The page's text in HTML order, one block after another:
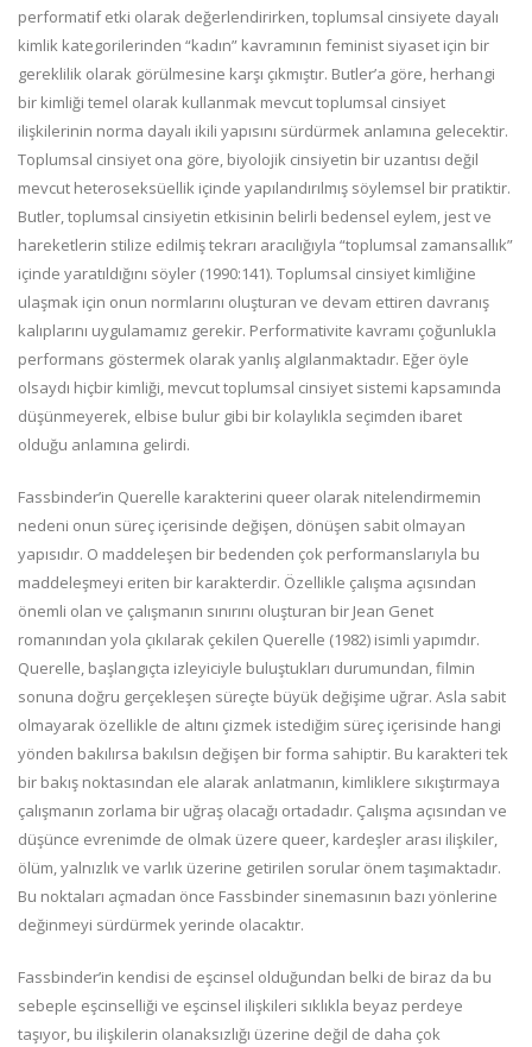
performatif etki olarak değerlendirirken, toplumsal cinsiyete dayalı
kimlik kategorilerinden “kadın” kavramının feminist siyaset için bir
gereklilik olarak görülmesine karşı çıkmıştır. Butler’a göre, herhangi
bir kimliği temel olarak kullanmak mevcut toplumsal cinsiyet
ilişkilerinin norma dayalı ikili yapısını sürdürmek anlamına gelecektir.
Toplumsal cinsiyet ona göre, biyolojik cinsiyetin bir uzantısı değil
mevcut heteroseksüellik içinde yapılandırılmış söylemsel bir pratiktir.
Butler, toplumsal cinsiyetin etkisinin belirli bedensel eylem, jest ve
hareketlerin stilize edilmiş tekrarı aracılığıyla “toplumsal zamansallık”
içinde yaratıldığını söyler (1990:141). Toplumsal cinsiyet kimliğine
ulaşmak için onun normlarını oluşturan ve devam ettiren davranış
kalıplarını uygulamamız gerekir. Performativite kavramı çoğunlukla
performans göstermek olarak yanlış algılanmaktadır. Eğer öyle
olsaydı hiçbir kimliği, mevcut toplumsal cinsiyet sistemi kapsamında
düşünmeyerek, elbise bulur gibi bir kolaylıkla seçimden ibaret
olduğu anlamına gelirdi.
Fassbinder’in Querelle karakterini queer olarak nitelendirmemin
nedeni onun süreç içerisinde değişen, dönüşen sabit olmayan
yapısıdır. O maddeleşen bir bedenden çok performanslarıyla bu
maddeleşmeyi eriten bir karakterdir. Özellikle çalışma açısından
önemli olan ve çalışmanın sınırını oluşturan bir Jean Genet
romanından yola çıkılarak çekilen Querelle (1982) isimli yapımdır.
Querelle, başlangıçta izleyiciyle buluştukları durumundan, filmin
sonuna doğru gerçekleşen süreçte büyük değişime uğrar. Asla sabit
olmayarak özellikle de altını çizmek istediğim süreç içerisinde hangi
yönden bakılırsa bakılsın değişen bir forma sahiptir. Bu karakteri tek
bir bakış noktasından ele alarak anlatmanın, kimliklere sıkıştırmaya
çalışmanın zorlama bir uğraş olacağı ortadadır. Çalışma açısından ve
düşünce evrenimde de olmak üzere queer, kardeşler arası ilişkiler,
ölüm, yalnızlık ve varlık üzerine getirilen sorular önem taşımaktadır.
Bu noktaları açmadan önce Fassbinder sinemasının bazı yönlerine
değinmeyi sürdürmek yerinde olacaktır.
Fassbinder’in kendisi de eşcinsel olduğundan belki de biraz da bu
sebeple eşcinselliği ve eşcinsel ilişkileri sıklıkla beyaz perdeye
taşıyor, bu ilişkilerin olanaksızlığı üzerine değil de daha çok